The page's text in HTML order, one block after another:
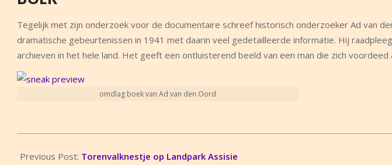
Tegelijk met zijn onderzoek voor de documentaire schreef historisch onderzoeker Ad van
dramatische gebeurtenissen in 1941 met daarin veel gedetailleerde informatie. Hij
archieven in het hele land. Het geeft een ontluisterend beeld van een man die zich
omdlag boek van Ad van den Oord
06-
Previous Post: Torenvalknestje op Landpark Assisie